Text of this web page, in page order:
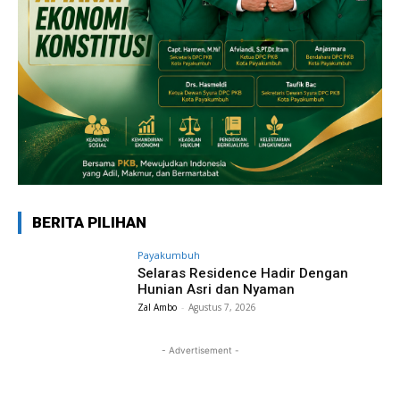
BERITA PILIHAN
Payakumbuh
Selaras Residence Hadir Dengan
Hunian Asri dan Nyaman
Zal Ambo - Agustus 7, 2026
- Advertisement -